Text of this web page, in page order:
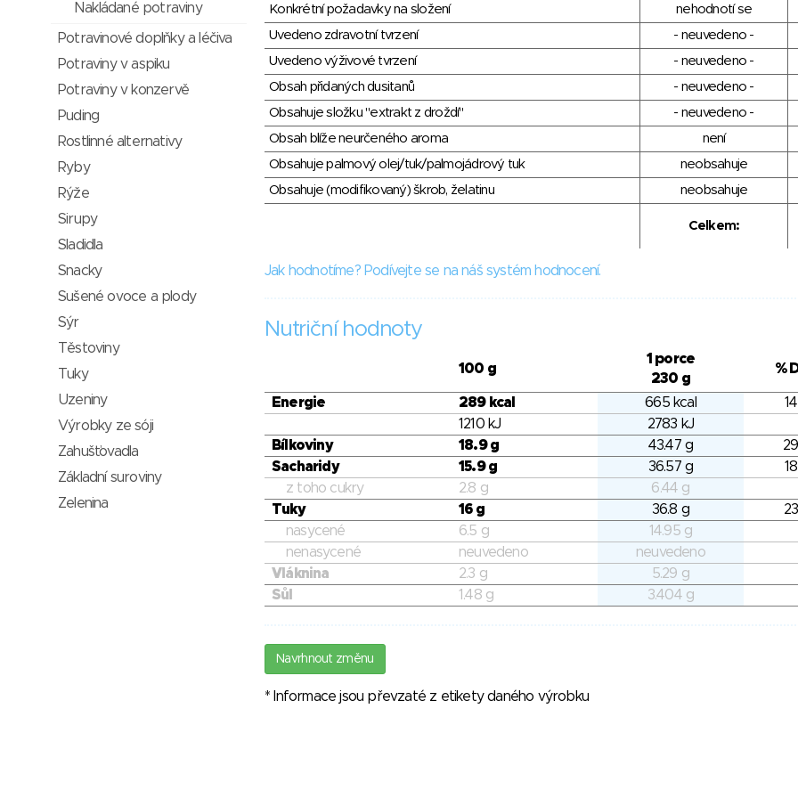
Konkrétní požadavky na složení
nehodnotí se
Uvedeno zdravotní tvrzení
- neuvedeno -
Uvedeno výživové tvrzení
- neuvedeno -
Obsah přidaných dusitanů
- neuvedeno -
Obsahuje složku "extrakt z droždí"
- neuvedeno -
Obsah blíže neurčeného aroma
není
Obsahuje palmový olej/tuk/palmojádrový tuk
neobsahuje
Obsahuje (modifikovaný) škrob, želatinu
neobsahuje
Celkem:
Jak hodnotíme? Podívejte se na náš systém hodnocení.
Nutriční hodnoty
100 g
1 porce
230 g
%
Energie 289 kcal 665 kcal
1210 kJ
2783 kJ
Bílkoviny
18.9 g 43.47 g
Sacharidy
15.9 g 36.57 g
z toho cukry
2.8 g
6.44 g
Tuky
16 g 36.8 g
nasycené
6.5 g
14.95 g
nenasycené
neuvedeno
neuvedeno
Vláknina
2.3 g
5.29 g
Sůl
1.48 g 3.404 g
Navrhnout změnu
* Informace jsou převzaté z etikety daného výrobku
Nakládané potraviny
Potravinové doplňky a léčiva
Potraviny v aspiku
Potraviny v konzervě
Puding
Rostlinné alternativy
Ryby
Rýže
Sirupy
Sladidla
Snacky
Sušené ovoce a plody
Sýr
Těstoviny
Tuky
Uzeniny
Výrobky ze sóji
Zahušťovadla
Základní suroviny
Zelenina